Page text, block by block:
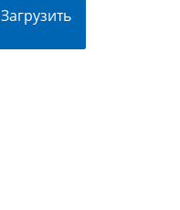
Загрузить